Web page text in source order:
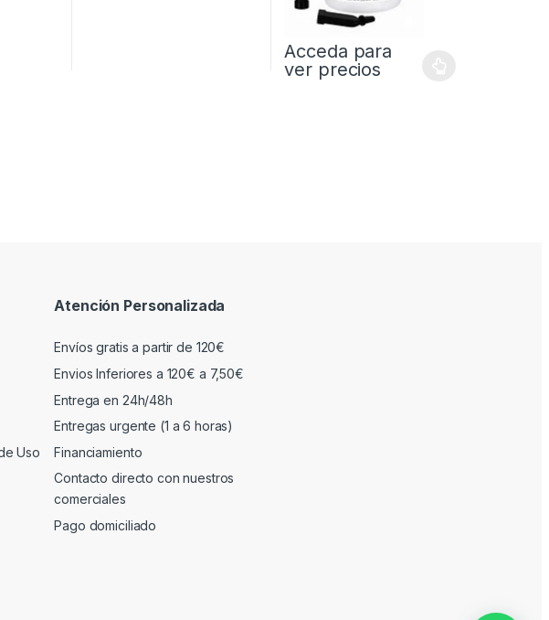
Acceda para
ver precios
Uso
Atención Personalizada
Envíos gratis a partir de 120€
Envios Inferiores a 120€ a 7,50€
Entrega en 24h/48h
Entregas urgente (1 a 6 horas)
Financiamiento
Contacto directo con nuestros
comerciales
Pago domiciliado